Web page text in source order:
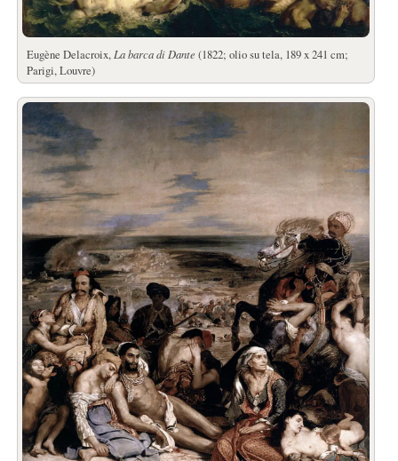
Eugène Delacroix, La barca di Dante (1822; olio su tela, 189 x 241 cm;
Parigi, Louvre)